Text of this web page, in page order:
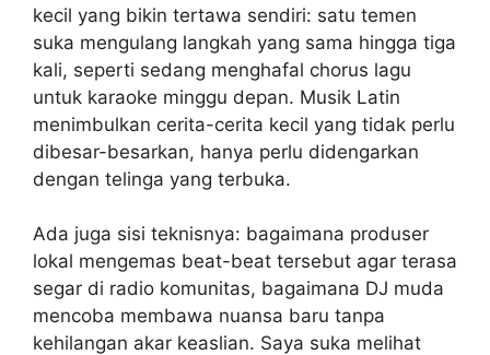
kecil yang bikin tertawa sendiri: satu temen
suka mengulang langkah yang sama hingga tiga
kali, seperti sedang menghafal chorus lagu
untuk karaoke minggu depan. Musik Latin
menimbulkan cerita-cerita kecil yang tidak perlu
dibesar-besarkan, hanya perlu didengarkan
dengan telinga yang terbuka.
Ada juga sisi teknisnya: bagaimana produser
lokal mengemas beat-beat tersebut agar terasa
segar di radio komunitas, bagaimana DJ muda
mencoba membawa nuansa baru tanpa
kehilangan akar keaslian. Saya suka melihat